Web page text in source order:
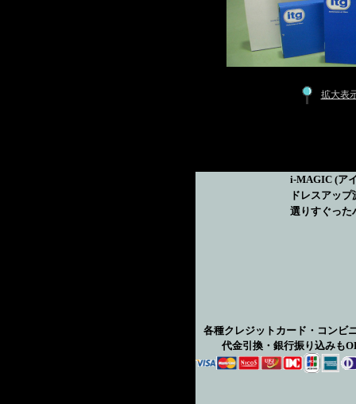
拡大表
i-MAGIC (ア
ドレスアッ
選りすぐった
各種クレジットカード・コンビ
代金引換・銀行振り込みも